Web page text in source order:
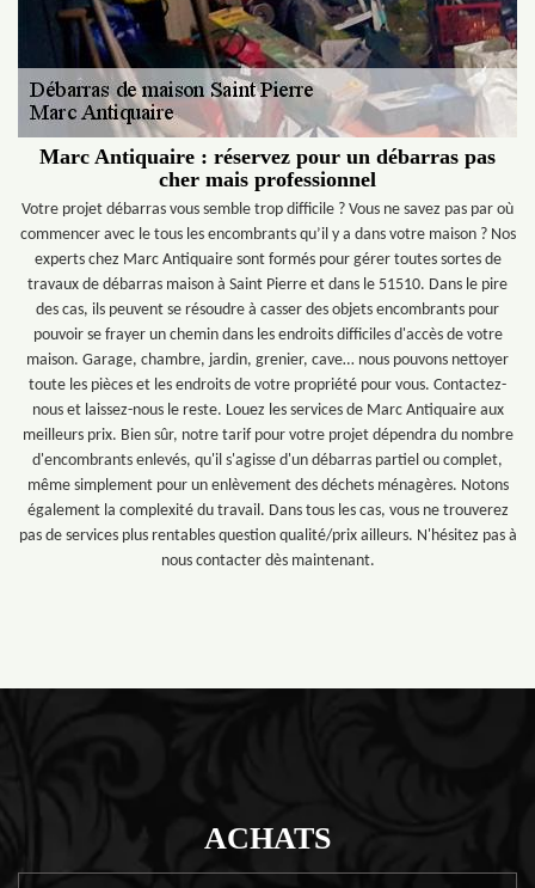
Marc Antiquaire : réservez pour un débarras pas
cher mais professionnel
Votre projet débarras vous semble trop difficile ? Vous ne savez pas par où
commencer avec le tous les encombrants qu’il y a dans votre maison ? Nos
experts chez Marc Antiquaire sont formés pour gérer toutes sortes de
travaux de débarras maison à Saint Pierre et dans le 51510. Dans le pire
des cas, ils peuvent se résoudre à casser des objets encombrants pour
pouvoir se frayer un chemin dans les endroits difficiles d'accès de votre
maison. Garage, chambre, jardin, grenier, cave… nous pouvons nettoyer
toute les pièces et les endroits de votre propriété pour vous. Contactez-
nous et laissez-nous le reste. Louez les services de Marc Antiquaire aux
meilleurs prix. Bien sûr, notre tarif pour votre projet dépendra du nombre
d'encombrants enlevés, qu'il s'agisse d'un débarras partiel ou complet,
même simplement pour un enlèvement des déchets ménagères. Notons
également la complexité du travail. Dans tous les cas, vous ne trouverez
pas de services plus rentables question qualité/prix ailleurs. N'hésitez pas à
nous contacter dès maintenant.
ACHATS